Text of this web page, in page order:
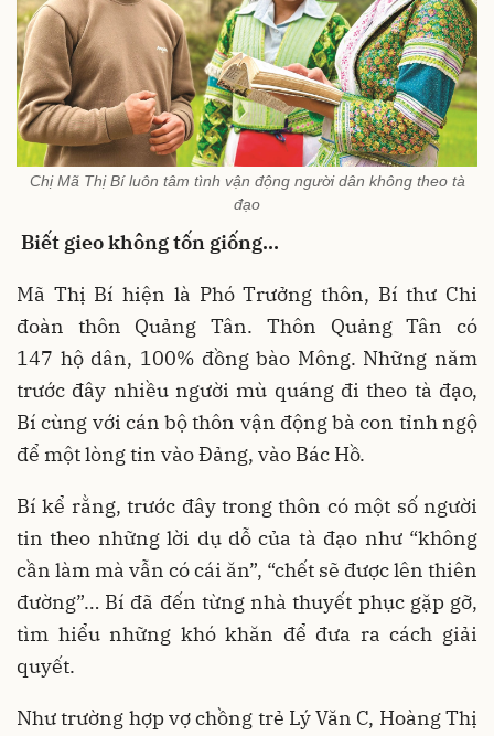
Chị Mã Thị Bí luôn tâm tình vận động người dân không theo tà
đạo
Biết gieo không tốn giống…
Mã Thị Bí hiện là Phó Trưởng thôn, Bí thư Chi
đoàn thôn Quảng Tân. Thôn Quảng Tân có
147 hộ dân, 100% đồng bào Mông. Những năm
trước đây nhiều người mù quáng đi theo tà đạo,
Bí cùng với cán bộ thôn vận động bà con tỉnh ngộ
để một lòng tin vào Đảng, vào Bác Hồ.
Bí kể rằng, trước đây trong thôn có một số người
tin theo những lời dụ dỗ của tà đạo như “không
cần làm mà vẫn có cái ăn”, “chết sẽ được lên thiên
đường”… Bí đã đến từng nhà thuyết phục gặp gỡ,
tìm hiểu những khó khăn để đưa ra cách giải
quyết.
Như trường hợp vợ chồng trẻ Lý Văn C, Hoàng Thị